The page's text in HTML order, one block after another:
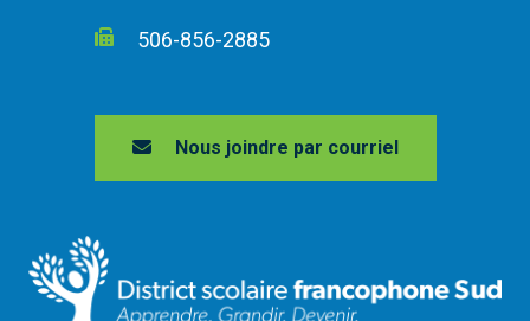
506-856-2885
Nous joindre par courriel